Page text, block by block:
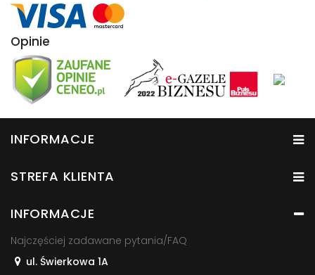
Opinie
INFORMACJE
STREFA KLIENTA
INFORMACJE
Najczęściej zadawane pytania/FAQ
ul. Świerkowa 1A